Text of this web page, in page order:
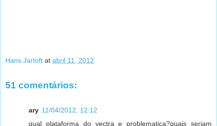
Hans Jartoft at abril 11, 2012
51 comentários:
ary 11/04/2012, 12:12
qual plataforma do vectra e problematica?quais seriam